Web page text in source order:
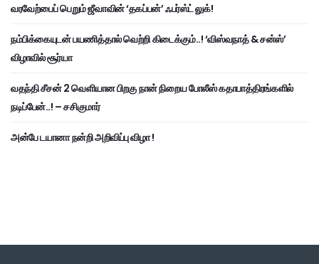
வரவேற்பைப் பெறும் ஜீவாவின் ‘தகப்பன்’ ஃபர்ஸ்ட் லுக்!
நம்பிக்கையுடன் பயணித்தால் வெற்றி கிடைக்கும்..! ‘விஸ்வநாத் & சன்ஸ்’
விழாவில் சூர்யா
வதந்தி சீசன் 2 வெளியான பிறகு நான் நிறைய போலீஸ் கதாபாத்திரங்களில்
நடிப்பேன்..! – சசிகுமார்
அன்பே டயானா நன்றி அறிவிப்பு விழா !